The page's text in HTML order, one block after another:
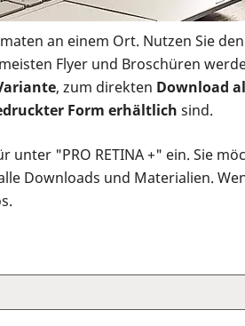
an einem Ort. Nutzen Sie
Flyer und Broschüren
, zum direkten Download
Form erhältlich sind.
unter "PRO RETINA +" ein. Sie
Downloads und Materialien.